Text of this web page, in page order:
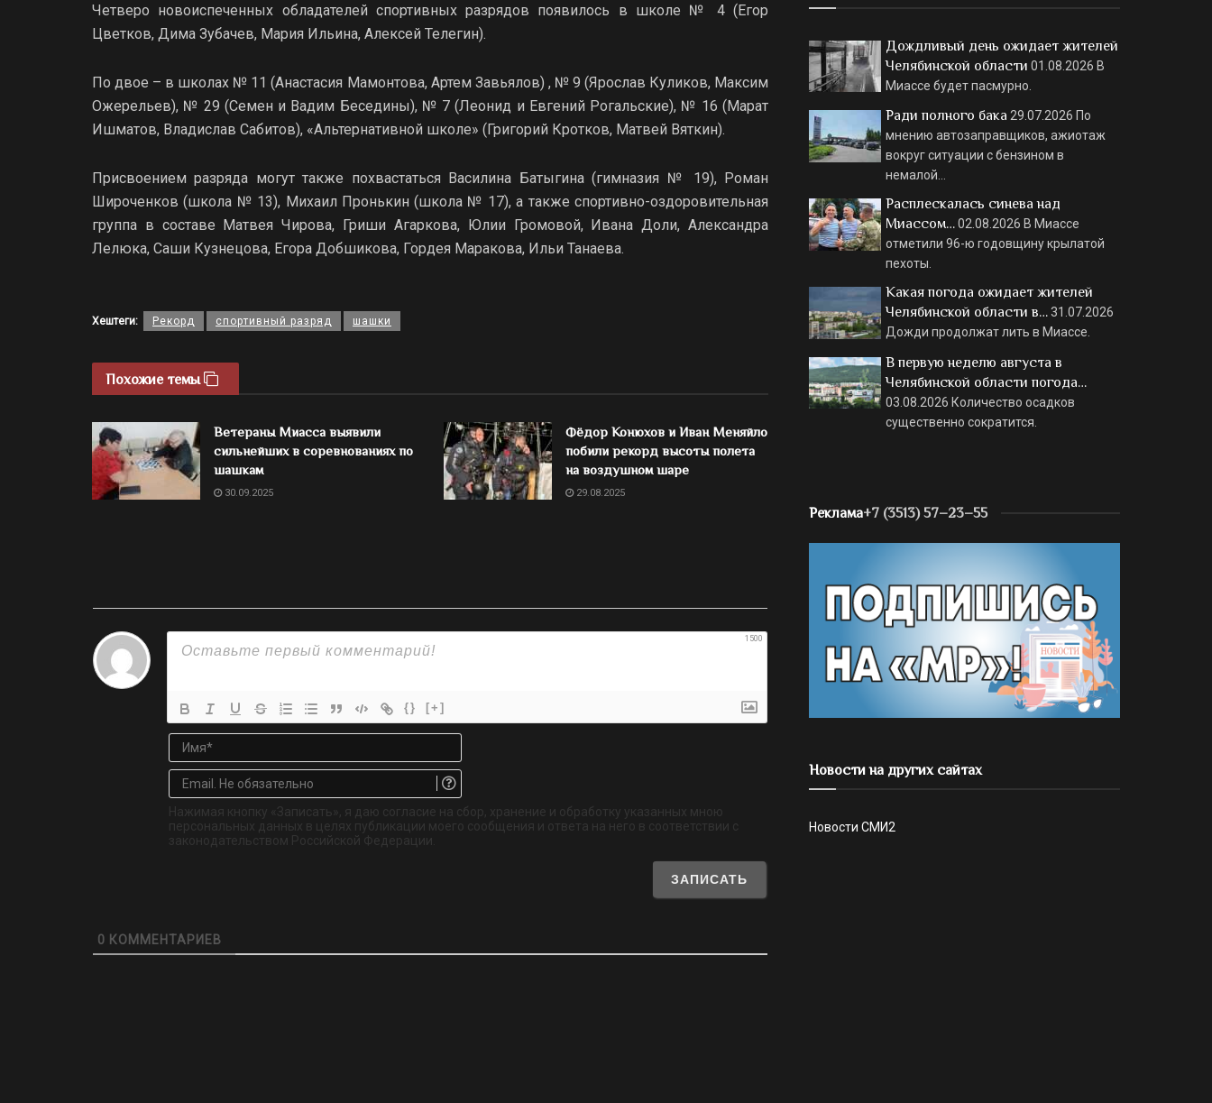
Четверо новоиспеченных обладателей спортивных разрядов появилось в школе № 4 (Егор
Цветков, Дима Зубачев, Мария Ильина, Алексей Телегин).
По двое – в школах № 11 (Анастасия Мамонтова, Артем Завьялов) , № 9 (Ярослав Куликов, Максим
Ожерельев), № 29 (Семен и Вадим Беседины), № 7 (Леонид и Евгений Рогальские), № 16 (Марат
Ишматов, Владислав Сабитов), «Альтернативной школе» (Григорий Кротков, Матвей Вяткин).
Присвоением разряда могут также похвастаться Василина Батыгина (гимназия № 19), Роман
Широченков (школа № 13), Михаил Пронькин (школа № 17), а также спортивно-оздоровительная
группа в составе Матвея Чирова, Гриши Агаркова, Юлии Громовой, Ивана Доли, Александра
Лелюка, Саши Кузнецова, Егора Добшикова, Гордея Маракова, Ильи Танаева.
Хештеги: Рекорд спортивный разряд шашки
Похожие темы
Ветераны Миасса выявили
сильнейших в соревнованиях по
шашкам
30.09.2025
Фёдор Конюхов и Иван Меняйло
побили рекорд высоты полета
на воздушном шаре
29.08.2025
1500
{} [+]
Имя*
Email.
обязательно
Нажимая кнопку «Записать», я даю согласие на сбор, хранение и обработку указанных мною
персональных данных в целях публикации моего сообщения и ответа на него в соответствии с
законодательством Российской Федерации.
0 КОММЕНТАРИЕВ
Дождливый день ожидает жителей
Челябинской области 01.08.2026 В
Миассе будет пасмурно.
Ради полного бака 29.07.2026 По
мнению автозаправщиков, ажиотаж
вокруг ситуации с бензином в
немалой…
Расплескалась синева над
Миассом…02.08.2026 В Миассе
отметили 96-ю годовщину крылатой
пехоты.
Какая погода ожидает жителей
Челябинской области в…31.07.2026
Дожди продолжат лить в Миассе.
В первую неделю августа в
Челябинской области погода…
03.08.2026 Количество осадков
существенно сократится.
Реклама+7 (3513) 57–23–55
Новости на других сайтах
Новости СМИ2